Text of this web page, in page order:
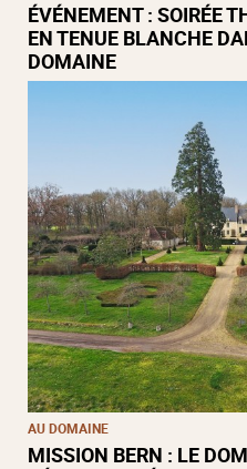
ÉVÉNEMENT : SOIRÉE
EN TENUE BLANCHE
DOMAINE
AU DOMAINE
MISSION BERN : LE